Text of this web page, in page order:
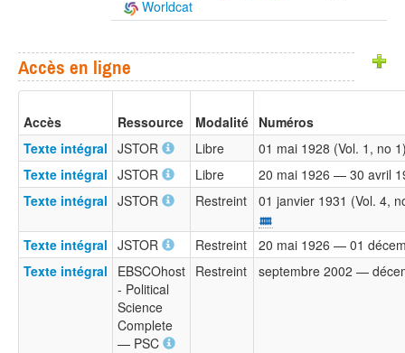
Worldcat
Accès en ligne
Accès Ressource Modalité Numéros
Texte intégral JSTOR Libre
01 mai 1928 (Vol. 1, no
Texte intégral JSTOR Libre
20 mai 1926 — 30 avril
Texte intégral JSTOR Restreint 01 janvier 1931 (Vol. 4,
Texte intégral JSTOR Restreint
20 mai 1926 — 01
Texte intégral
EBSCOhost
- Political
Science
Complete
— PSC
Restreint septembre 2002 —